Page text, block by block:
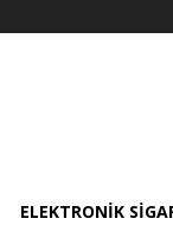
ELEKTRONIK